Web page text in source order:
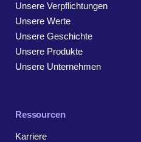
Unsere Verpflichtungen
Unsere Werte
Unsere Geschichte
Unsere Produkte
Unsere Unternehmen
Ressourcen
Karriere